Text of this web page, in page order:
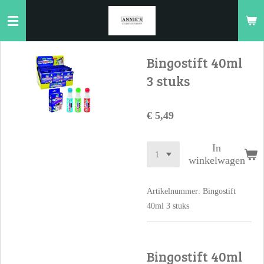
direct
naar
hoofdinhoud
Bingostift 40ml
3 stuks
€ 5,49
In
winkelwagen
Artikelnummer: Bingostift
40ml 3 stuks
Bingostift 40ml